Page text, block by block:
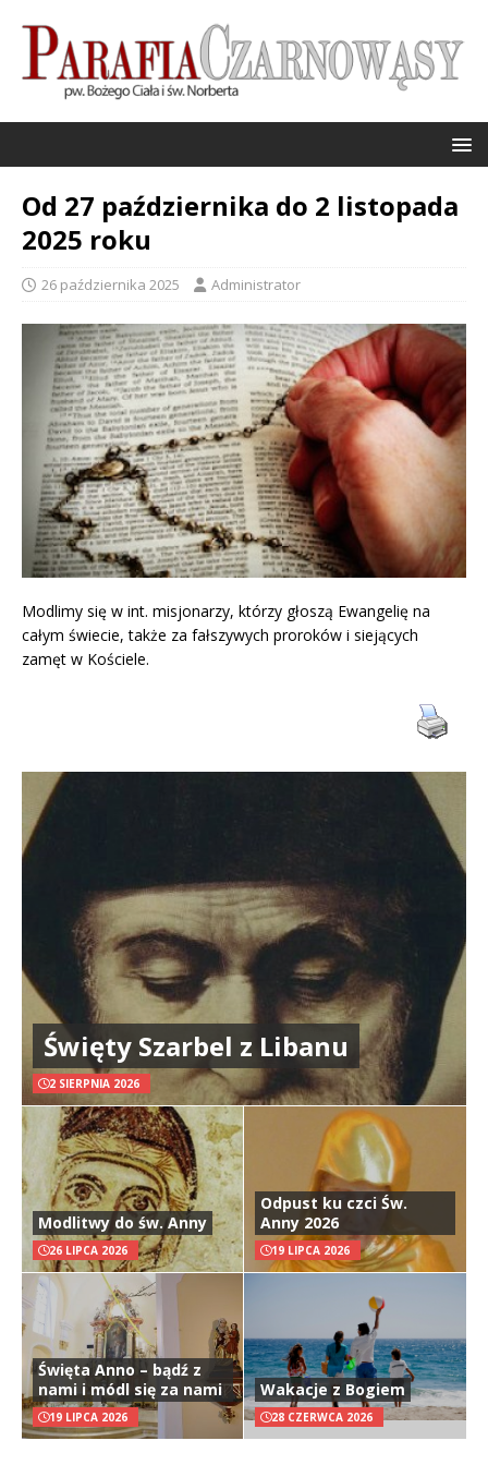
Od 27 października do 2 listopada
2025 roku
26 października 2025 Administrator
Modlimy się w int. misjonarzy, którzy głoszą Ewangelię na
całym świecie, także za fałszywych proroków i siejących
zamęt w Kościele.
Święty Szarbel z Libanu
2 SIERPNIA 2026
Modlitwy do św. Anny
26 LIPCA 2026
Odpust ku czci Św.
Anny 2026
19 LIPCA 2026
Święta Anno – bądź z
nami i módl się za nami
19 LIPCA 2026
Wakacje z Bogiem
28 CZERWCA 2026